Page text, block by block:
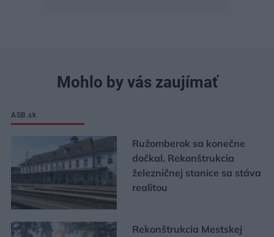
Mohlo by vás zaujímať
ASB.sk
Ružomberok sa konečne
dočkal. Rekonštrukcia
železničnej stanice sa stáva
realitou
Rekonštrukcia Mestskej